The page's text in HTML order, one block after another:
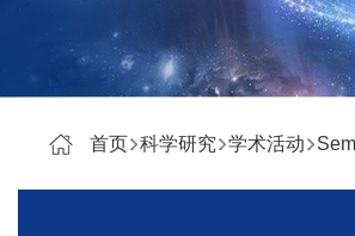
首页 科学研究 学术活动